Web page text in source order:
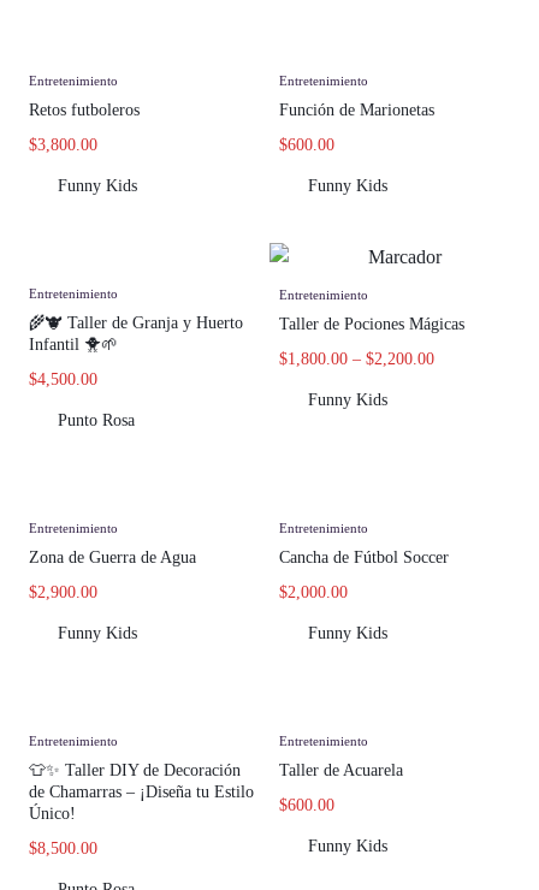
Entretenimiento
Retos futboleros
$3,800.00
Funny Kids
Entretenimiento
Función de Marionetas
$600.00
Funny Kids
Entretenimiento
🌾🐮 Taller de Granja y Huerto
Infantil 🐥🌱
$4,500.00
Punto Rosa
Entretenimiento
Taller de Pociones Mágicas
$1,800.00 – $2,200.00
Funny Kids
Entretenimiento
Zona de Guerra de Agua
$2,900.00
Funny Kids
Entretenimiento
Cancha de Fútbol Soccer
$2,000.00
Funny Kids
Entretenimiento
👕✨ Taller DIY de Decoración
de Chamarras – ¡Diseña tu Estilo
Único!
$8,500.00
Entretenimiento
Taller de Acuarela
$600.00
Funny Kids